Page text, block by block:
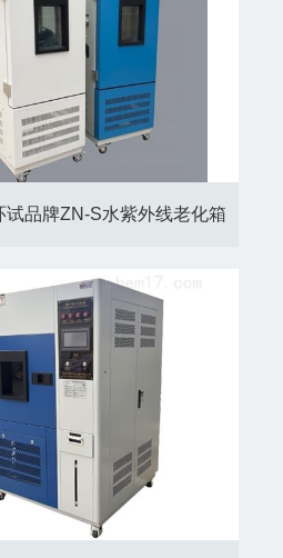
试品牌ZN-S水紫外线老化箱